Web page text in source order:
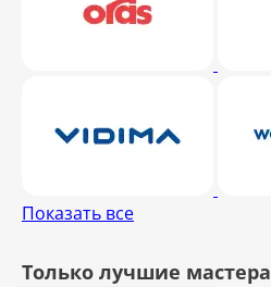
Показать все
Только лучшие мастера